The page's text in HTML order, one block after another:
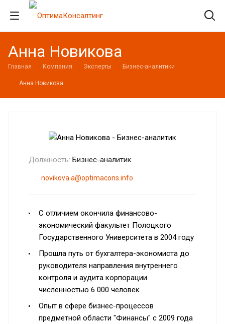
Анна Новикова
Главная Компания Эксперты Бизнес-аналитики
Анна Новикова
Должность: Бизнес-аналитик
novikova.a@optimacons.info
С отличием окончила финансово-
экономический факультет Полоцкого
Государственного Университета в 2004 году
Прошла путь от бухгалтера-экономиста до
руководителя направления внутреннего
контроля и аудита корпорации
численностью 6 000 человек
Опыт в сфере бизнес-процессов
предметной области "Финансы" с 2009 года